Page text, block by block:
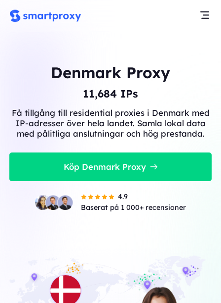
Denmark Proxy
11,684 IPs
Få tillgång till residential proxies i Denmark med
IP-adresser över hela landet. Samla lokal data
med pålitliga anslutningar och hög prestanda.
Köp Denmark Proxy
4.9
Baserat på 1 000+ recensioner